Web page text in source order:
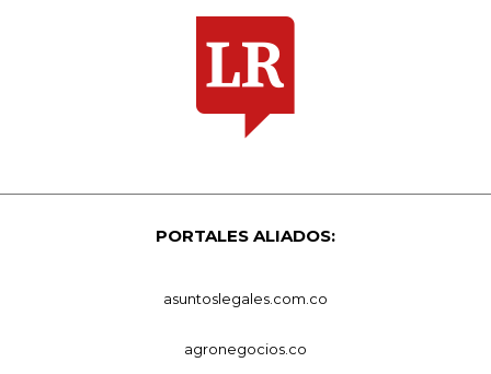
PORTALES ALIADOS:
asuntoslegales.com.co
agronegocios.co